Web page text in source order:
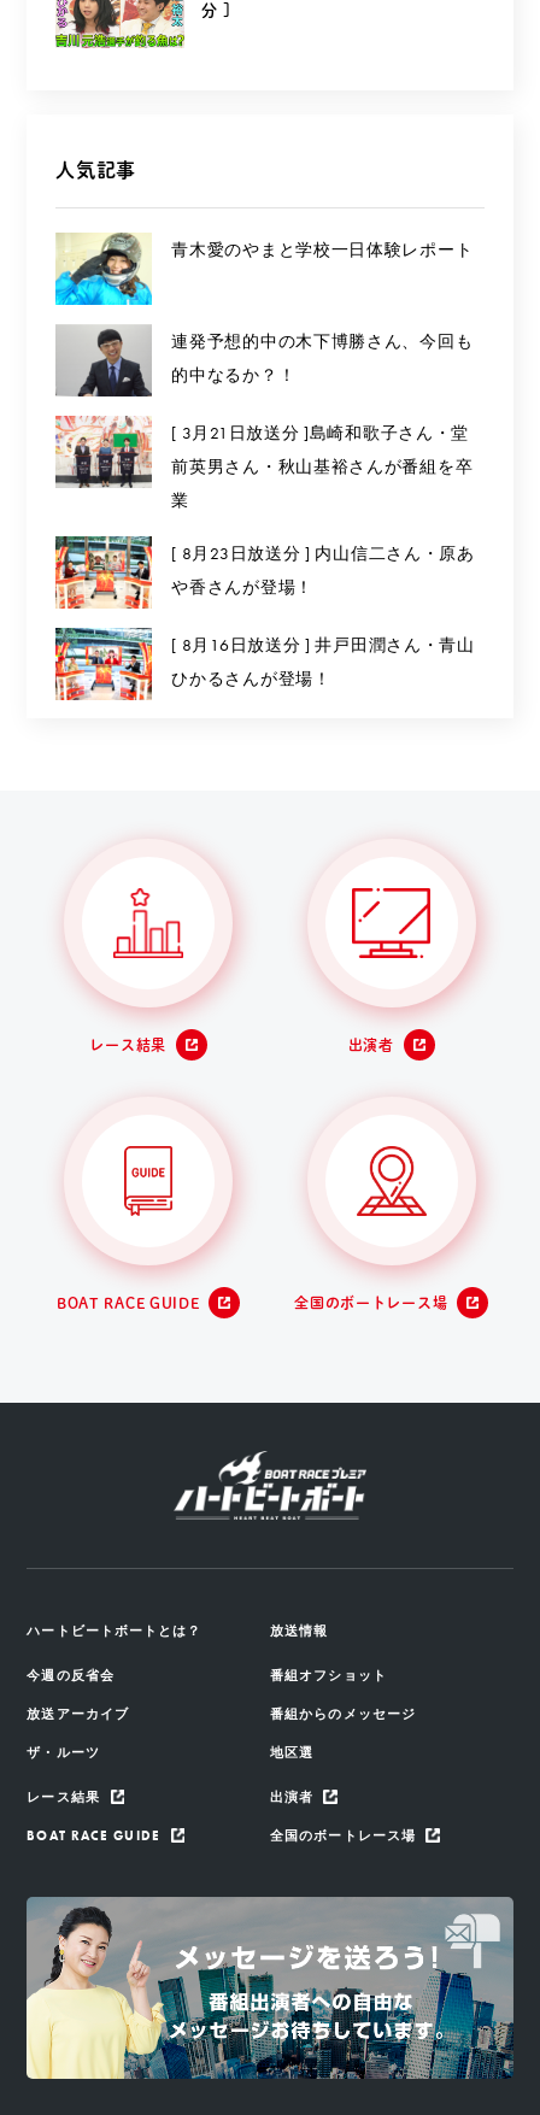
分 ]
人気記事
青木愛のやまと学校一日体験レポート
連発予想的中の木下博勝さん、今回も
的中なるか？！
[ 3月21日放送分 ]島崎和歌子さん・堂
前英男さん・秋山基裕さんが番組を卒
業
[ 8月23日放送分 ] 内山信二さん・原あ
や香さんが登場！
[ 8月16日放送分 ] 井戸田潤さん・青山
ひかるさんが登場！
レース結果 出演者
BOAT RACE GUIDE 全国のボートレース場
ハートビートボートとは？ 放送情報
今週の反省会 番組オフショット
放送アーカイブ 番組からのメッセージ
ザ・ルーツ 地区選
レース結果 出演者
BOAT RACE GUIDE 全国のボートレース場